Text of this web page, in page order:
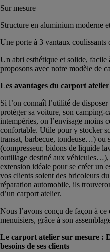
Sur mesure
Structure en aluminium moderne
Une porte à 3 vantaux coulissants
Un abri esthétique et solide, facile
proposons avec notre modèle de
Les avantages du carport
Si l’on connaît l’utilité de
protéger sa voiture, son camping-
intempéries, on l’envisage moins
confortable. Utile pour y stocker
transat, barbecue, tondeuse…) ou
(compresseur, bidons de liquide
outillage destiné aux véhicules…),
extension idéale pour se créer un
vos clients soient des bricoleurs
réparation automobile, ils
d’un carport atelier.
Nous l’avons conçu de façon à
menuisiers, grâce à son
Le carport atelier sur mesure :
besoins de ses clients